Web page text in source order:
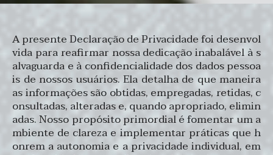
A presente Declaração de Privacidade foi desenvol
vida para reafirmar nossa dedicação inabalável à s
alvaguarda e à confidencialidade dos dados pessoa
is de nossos usuários. Ela detalha de que maneira
as informações são obtidas, empregadas, retidas, c
onsultadas, alteradas e, quando apropriado, elimin
adas. Nosso propósito primordial é fomentar um a
mbiente de clareza e implementar práticas que h
onrem a autonomia e a privacidade individual, em